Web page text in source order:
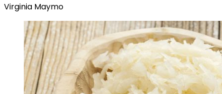
Virginia Maymo